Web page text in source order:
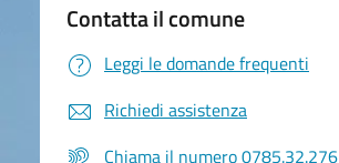
Contatta il comune
Leggi le domande frequenti
Richiedi assistenza
Chiama il numero 0785.32.276